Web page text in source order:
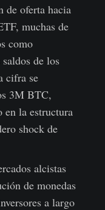
de oferta hacia
muchas de
como
de los
cifra se
3M BTC,
en la estructura
shock de
alcistas
de monedas
a largo